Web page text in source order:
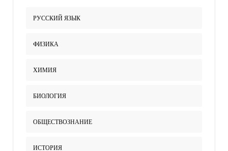
РУССКИЙ ЯЗЫК
ФИЗИКА
ХИМИЯ
БИОЛОГИЯ
ОБЩЕСТВОЗНАНИЕ
ИСТОРИЯ